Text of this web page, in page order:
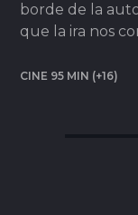
borde de la
que la ira nos
CINE 95 MIN (+16)